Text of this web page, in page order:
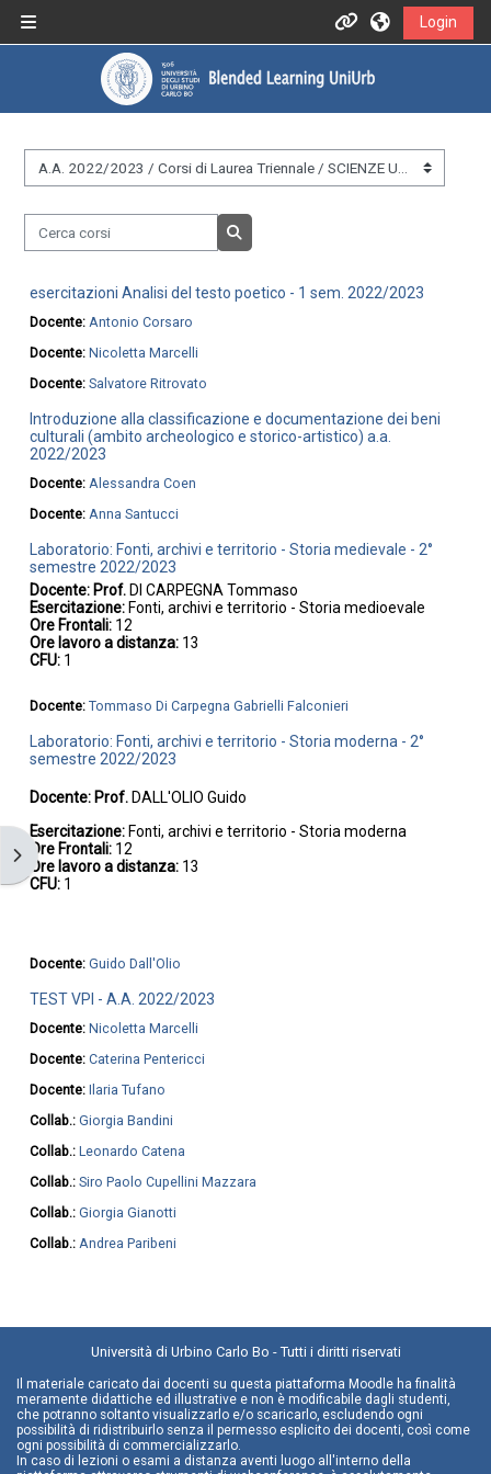
Informazioni
Informazioni generali
Istruzioni per docenti
Istruzioni per studenti
Contatti
Portale UniUrb
Login
Apri il cassetto del blocco
&nbsp;
Cerca corsi
esercitazioni Analisi del testo poetico - 1 sem. 2022/2023
Docente: Antonio Corsaro
Docente:Nicoletta Marcelli
Docente:Salvatore Ritrovato
Introduzione alla classificazione e documentazione dei beni
culturali (ambito archeologico e storico-artistico) a.a.
2022/2023
Docente: Alessandra Coen
Docente: Anna Santucci
Laboratorio: Fonti, archivi e territorio - Storia medievale - 2°
semestre 2022/2023
Docente: Prof. DI CARPEGNA Tommaso
Esercitazione: Fonti, archivi e territorio - Storia medioevale
Ore Frontali: 12
Ore lavoro a distanza: 13
CFU: 1
Docente:Tommaso Di Carpegna Gabrielli Falconieri
Laboratorio: Fonti, archivi e territorio - Storia moderna - 2°
semestre 2022/2023
Docente: Prof. DALL'OLIO Guido
Esercitazione: Fonti, archivi e territorio - Storia moderna
Ore Frontali: 12
Ore lavoro a distanza: 13
CFU: 1
Docente:Guido Dall'Olio
TEST VPI - A.A. 2022/2023
Docente:Nicoletta Marcelli
Docente:Caterina Pentericci
Docente:Ilaria Tufano
Collab.:Giorgia Bandini
Collab.:Leonardo Catena
Collab.:Siro Paolo Cupellini Mazzara
Collab.:Giorgia Gianotti
Collab.:Andrea Paribeni
Università di Urbino Carlo Bo - Tutti i diritti riservati
Il materiale caricato dai docenti su questa piattaforma Moodle ha finalità
meramente didattiche ed illustrative e non è modificabile dagli studenti,
che potranno soltanto visualizzarlo e/o scaricarlo, escludendo ogni
possibilità di ridistribuirlo senza il permesso esplicito dei docenti, così come
ogni possibilità di commercializzarlo.
In caso di lezioni o esami a distanza aventi luogo all'interno della